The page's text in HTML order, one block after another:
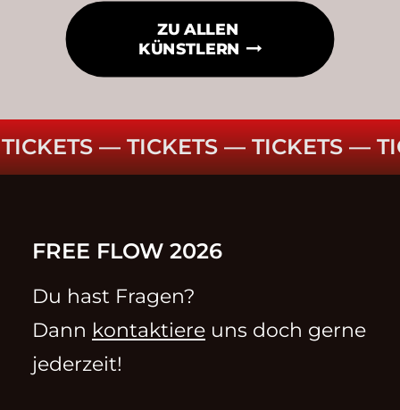
ZU ALLEN
KÜNSTLERN
–– TICKETS –– TICKETS ––
FREE FLOW 2026
Du hast Fragen?
Dann kontaktiere uns doch gerne
jederzeit!